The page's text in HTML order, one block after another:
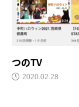
つのTV
2020.02.28